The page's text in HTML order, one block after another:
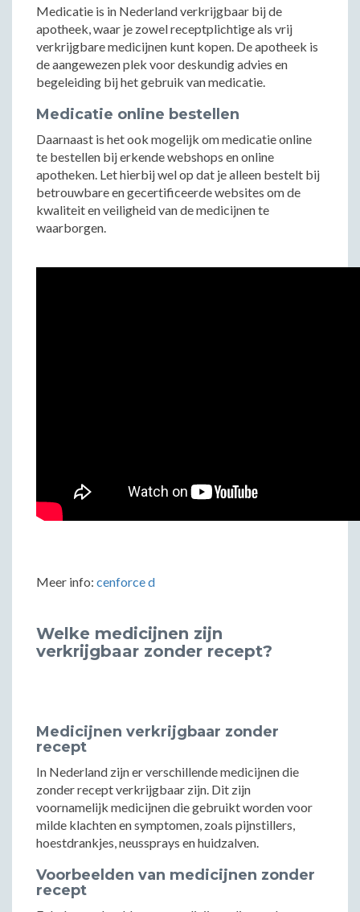
Medicatie is in Nederland verkrijgbaar bij de
apotheek, waar je zowel receptplichtige als vrij
verkrijgbare medicijnen kunt kopen. De apotheek is
de aangewezen plek voor deskundig advies en
begeleiding bij het gebruik van medicatie.
Medicatie online bestellen
Daarnaast is het ook mogelijk om medicatie online
te bestellen bij erkende webshops en online
apotheken. Let hierbij wel op dat je alleen bestelt bij
betrouwbare en gecertificeerde websites om de
kwaliteit en veiligheid van de medicijnen te
waarborgen.
Meer info: cenforce d
Welke medicijnen zijn
verkrijgbaar zonder recept?
Medicijnen verkrijgbaar zonder
recept
In Nederland zijn er verschillende medicijnen die
zonder recept verkrijgbaar zijn. Dit zijn
voornamelijk medicijnen die gebruikt worden voor
milde klachten en symptomen, zoals pijnstillers,
hoestdrankjes, neussprays en huidzalven.
Voorbeelden van medicijnen zonder
recept